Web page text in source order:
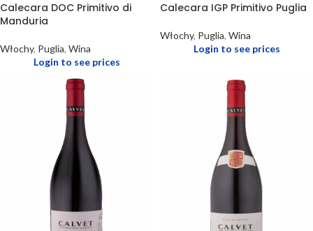
Calecara DOC Primitivo di
Manduria
Włochy, Puglia, Wina
Login to see prices
Calecara IGP Primitivo Puglia
Włochy, Puglia, Wina
Login to see prices